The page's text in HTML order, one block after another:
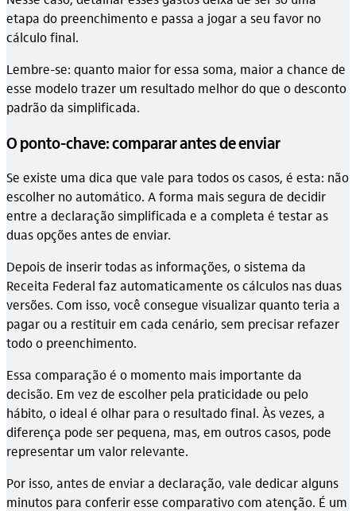
etapa do preenchimento e passa a jogar a seu favor no
cálculo final.
Lembre-se: quanto maior for essa soma, maior a chance de
esse modelo trazer um resultado melhor do que o desconto
padrão da simplificada.
O ponto-chave: comparar antes de enviar
Se existe uma dica que vale para todos os casos, é esta: não
escolher no automático. A forma mais segura de decidir
entre a declaração simplificada e a completa é testar as
duas opções antes de enviar.
Depois de inserir todas as informações, o sistema da
Receita Federal faz automaticamente os cálculos nas duas
versões. Com isso, você consegue visualizar quanto teria a
pagar ou a restituir em cada cenário, sem precisar refazer
todo o preenchimento.
Essa comparação é o momento mais importante da
decisão. Em vez de escolher pela praticidade ou pelo
hábito, o ideal é olhar para o resultado final. Às vezes, a
diferença pode ser pequena, mas, em outros casos, pode
representar um valor relevante.
Por isso, antes de enviar a declaração, vale dedicar alguns
minutos para conferir esse comparativo com atenção. É um